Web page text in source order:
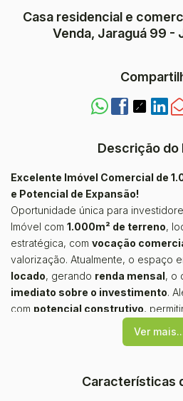
Casa residencial e
Venda, Jaraguá 99 -
Descrição do
Excelente Imóvel Comercial de
e Potencial de Expansão!
Oportunidade única para
Imóvel com 1.000m² de terreno,
estratégica, com vocação
valorização. Atualmente, o espaço
locado, gerando renda mensal, o
imediato sobre o investimento.
com potencial construtivo,
empreendimentos ou mesmo um
aproveitamento da área. Ideal para
que buscam um imóvel com
fluxo
Ver
Características